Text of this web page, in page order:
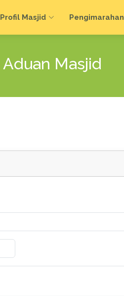
Profil Masjid Pengimarahan
Aduan Masjid